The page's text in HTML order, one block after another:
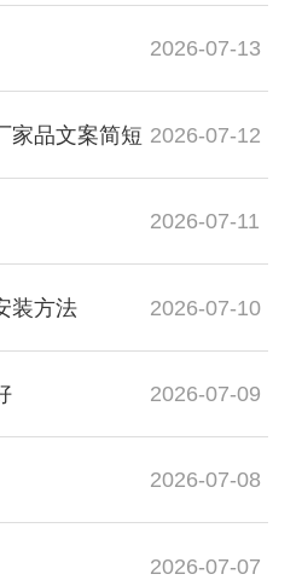
2026-07-13
家品文案简短 2026-07-12
2026-07-11
装方法 2026-07-10
2026-07-09
2026-07-08
2026-07-07